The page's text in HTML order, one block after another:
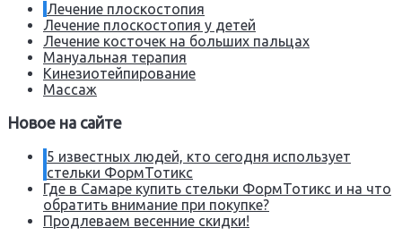
Лечение плоскостопия
Лечение плоскостопия у детей
Лечение косточек на больших пальцах
Мануальная терапия
Кинезиотейпирование
Массаж
Новое на сайте
5 известных людей, кто сегодня использует
стельки ФормТотикс
Где в Самаре купить стельки ФормТотикс и на что
обратить внимание при покупке?
Продлеваем весенние скидки!